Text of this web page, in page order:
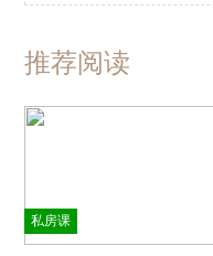
推荐阅读
私房课